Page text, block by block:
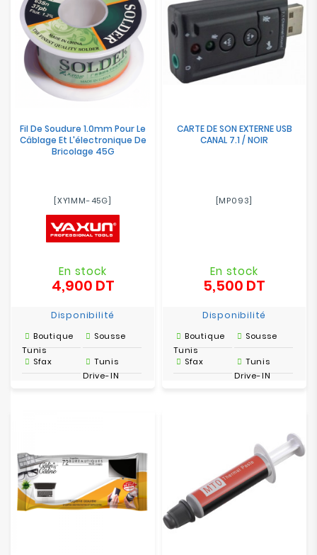
Fil De Soudure 1.0mm Pour Le
Câblage Et L'électronique De
Bricolage 45G
[XY1MM-45G]
En stock
4,900 DTPrix
Disponibilité
Boutique
Tunis
Sousse
Sfax
Tunis
Drive-IN
CARTE DE SON EXTERNE USB
CANAL 7.1 / NOIR
[MP093]
En stock
5,500 DT
Disponibilité
Boutique
Tunis
Sousse
Sfax
Tunis
Drive-IN